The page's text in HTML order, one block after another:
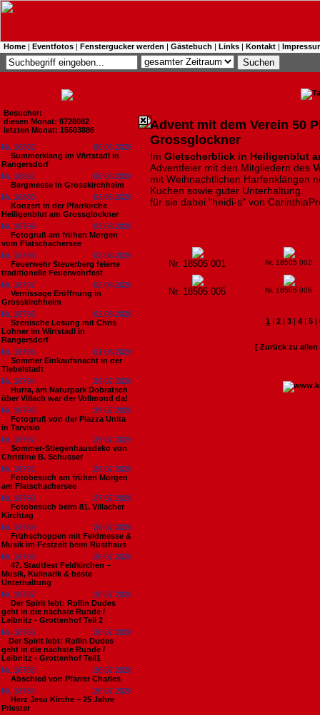
Home | Eventfotos | Fenstergucker werden | Gästebuch | Links | Kontakt |
Besucher:
diesen Monat: 8728082
letzten Monat: 15503886
Nr. 18802
08.08.2026
Summerklang im Wirtstadl in
Rangersdorf
Nr. 18801
06.08.2026
Bergmesse in Grosskirchheim
Nr. 18800
03.08.2026
Konzert in der Pfarrkirche
Heiligenblut am Grossglockner
Nr. 18799
03.08.2026
Fotogruß am frühen Morgen
vom Flatschachersee
Nr. 18798
02.08.2026
Feuerwehr Steuerberg feierte
traditionelle Feuerwehrfest
Nr. 18797
02.08.2026
Vernissage Eröffnung in
Grosskirchheim
Nr. 18796
02.08.2026
Szenische Lesung mit Chris
Lohner im Wirtstadl in
Rangersdorf
Nr. 18795
01.08.2026
Sommer Einkaufsnacht in der
Tiebelstadt
Nr. 18794
29.07.2026
Hurra, am Naturpark Dobratsch
über Villach war der Vollmond da!
Nr. 18793
29.07.2026
Fotogruß von der Piazza Unita
in Tarvisio
Nr. 18792
29.07.2026
Sommer-Stiegenhausdeko von
Christine B. Schusser
Nr. 18791
29.07.2026
Fotobesuch am frühen Morgen
am Flatschachersee
Nr. 18790
27.07.2026
Fotobesuch beim 81. Villacher
Kirchtag
Nr. 18789
26.07.2026
Frühschoppen mit Feldmesse &
Musik im Festzelt beim Rüsthaus
Nr. 18788
26.07.2026
47. Stadtfest Feldkirchen –
Musik, Kulinarik & beste
Unterhaltung
Nr. 18787
26.07.2026
Der Spirit lebt: Rollin Dudes
geht in die nächste Runde /
Leibnitz - Grottenhof Teil 2
Nr. 18786
26.07.2026
​Der Spirit lebt: Rollin Dudes
geht in die nächste Runde /
Leibnitz - Grottenhof Teil1
Nr. 18785
26.07.2026
Abschied von Pfarrer Charles
Nr. 18784
26.07.2026
Herz Jesu Kirche – 25 Jahre
Priester
Advent mit dem Verein 50
Grossglockner
Im Gletscherblick in Heiligenblut
Adventfeier mit den Mitgliedern des
mit Weihnachtlichen Harfenklängen
Kuchen sowie guter Unterhaltung.
für sie dabei "heidi-s" von
Nr. 18505 001 Nr. 18505 002
Nr. 18505 005 Nr. 18505 006
1 |2 |3 |4 |5 |
[ Zurück zu